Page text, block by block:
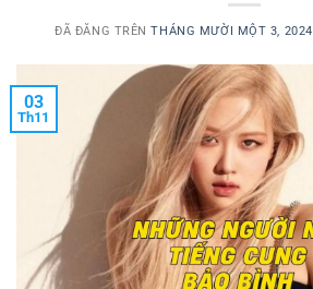
ĐÃ ĐĂNG TRÊNTHÁNG MƯỜI MỘT 3, 2024
03
Th11